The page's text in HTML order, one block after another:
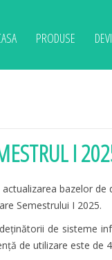
PRODUSE
I
bazelor
Semestrului I 2025.
de sisteme
de utilizare este de